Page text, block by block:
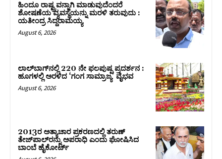
ಹಿಂದೂ ರಾಷ್ಟ್ರವನ್ನಾಗಿ ಮಾಡುವುದೆಂದರೆ
ಶೋಷಣೆಯ ವ್ಯವಸ್ಥೆಯನ್ನು ಮರಳಿ ತರುವುದು :
ಯತೀಂದ್ರ ಸಿದ್ದರಾಮಯ್ಯ
August 6, 2026
ಲಾಲ್‍ಬಾಗ್‍ನಲ್ಲಿ 220 ನೇ ಫಲಪುಷ್ಪ ಪ್ರದರ್ಶನ :
ಹೂಗಳಲ್ಲಿ ಅರಳಿದ ‘ಗಂಗ ಸಾಮ್ರಾಜ್ಯ’ ವೈಭವ
August 6, 2026
2013ರ ಅತ್ಯಾಚಾರ ಪ್ರಕರಣದಲ್ಲಿ ತರುಣ್
ತೇಜ್‌ಪಾಲ್‌ರನ್ನು ಅಪರಾಧಿ ಎಂದು ಘೋಷಿಸಿದ
ಬಾಂಬೆ ಹೈಕೋರ್ಟ್